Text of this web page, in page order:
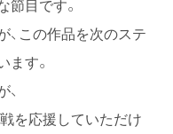
目です。
この作品を次のステ
す。
戦を応援していただけ